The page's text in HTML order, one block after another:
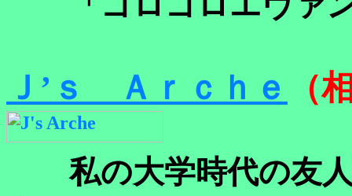
Ｊ’ｓ Ａｒｃｈｅ （
私の大学時代の友人